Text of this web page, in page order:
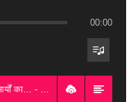
00:00
1. आर्य वीर दल रहा रहेगा प्राण आर्यों का… - artist